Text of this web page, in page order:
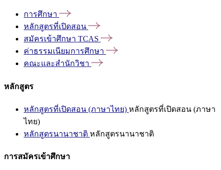
การศึกษา
หลักสูตรที่เปิดสอน
สมัครเข้าศึกษา TCAS
ค่าธรรมเนียมการศึกษา
คณะและสำนักวิชา
หลักสูตร
หลักสูตรที่เปิดสอน (ภาษาไทย) หลักสูตรที่เปิดสอน (ภาษา
ไทย)
หลักสูตรนานาชาติ หลักสูตรนานาชาติ
การสมัครเข้าศึกษา